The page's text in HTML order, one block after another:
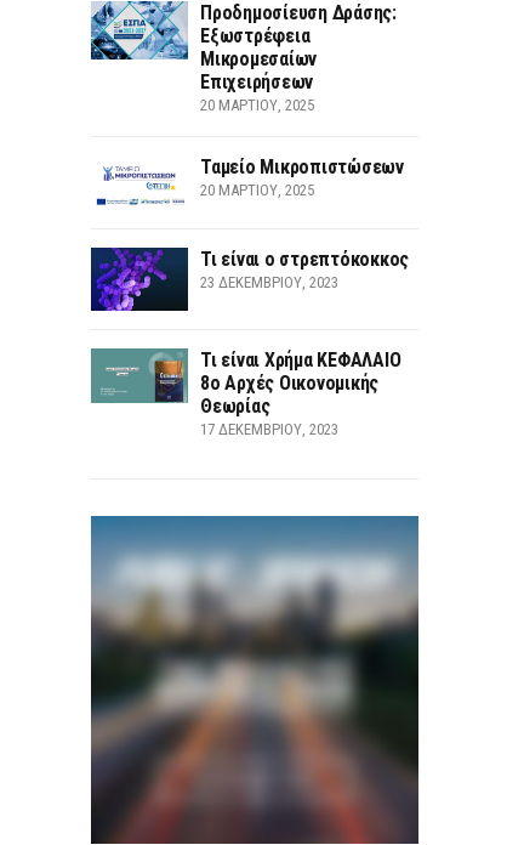
Προδημοσίευση Δράσης:
Εξωστρέφεια
Μικρομεσαίων
Επιχειρήσεων
20 ΜΑΡΤΊΟΥ, 2025
Ταμείο Μικροπιστώσεων
20 ΜΑΡΤΊΟΥ, 2025
Τι είναι ο στρεπτόκοκκος
23 ΔΕΚΕΜΒΡΊΟΥ, 2023
Τι είναι Χρήμα ΚΕΦΑΛΑΙΟ
8ο Αρχές Οικονομικής
Θεωρίας
17 ΔΕΚΕΜΒΡΊΟΥ, 2023